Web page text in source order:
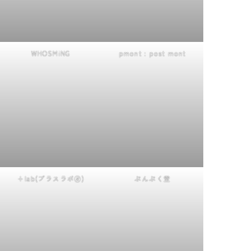
WHOSMiNG pmont : post mont
+lab(プラスラボ🄬) ぷんぷく堂